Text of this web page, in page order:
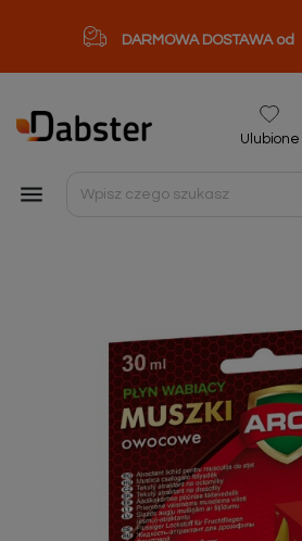
DARMOWA DOSTAWA od

Ulubione